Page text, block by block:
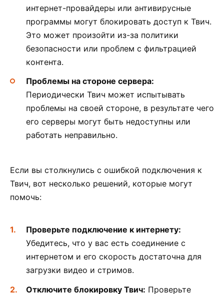
интернет-провайдеры или антивирусные
программы могут блокировать доступ к Твич.
Это может произойти из-за политики
безопасности или проблем с фильтрацией
контента.
Проблемы на стороне сервера:
Периодически Твич может испытывать
проблемы на своей стороне, в результате чего
его серверы могут быть недоступны или
работать неправильно.
Если вы столкнулись с ошибкой подключения к
Твич, вот несколько решений, которые могут
помочь:
Проверьте подключение к интернету:
Убедитесь, что у вас есть соединение с
интернетом и его скорость достаточна для
загрузки видео и стримов.
Отключите блокировку Твич: Проверьте